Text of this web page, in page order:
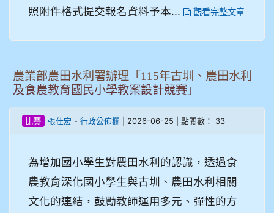
照附件格式提交報名資料予本...
觀看完整文章
農業部農田水利署辦理「115年古圳、農田水利
及食農教育國民小學教案設計競賽」
比賽 張仕宏 - 行政公佈欄 | 2026-06-25 | 點閱數： 33
為增加國小學生對農田水利的認識，透過食
農教育深化國小學生與古圳、農田水利相關
文化的連結，鼓勵教師運用多元、彈性的方